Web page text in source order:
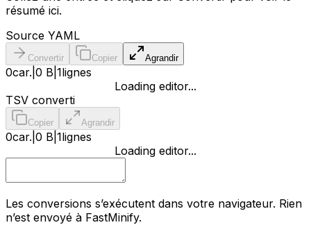
résumé ici.
Source YAML
Convertir Copier Agrandir
0car. 0 B 1lignes
Loading editor...
TSV converti
Copier Agrandir
0car. 0 B 1lignes
Loading editor...
Les conversions s’exécutent dans votre navigateur. Rien
n’est envoyé à FastMinify.